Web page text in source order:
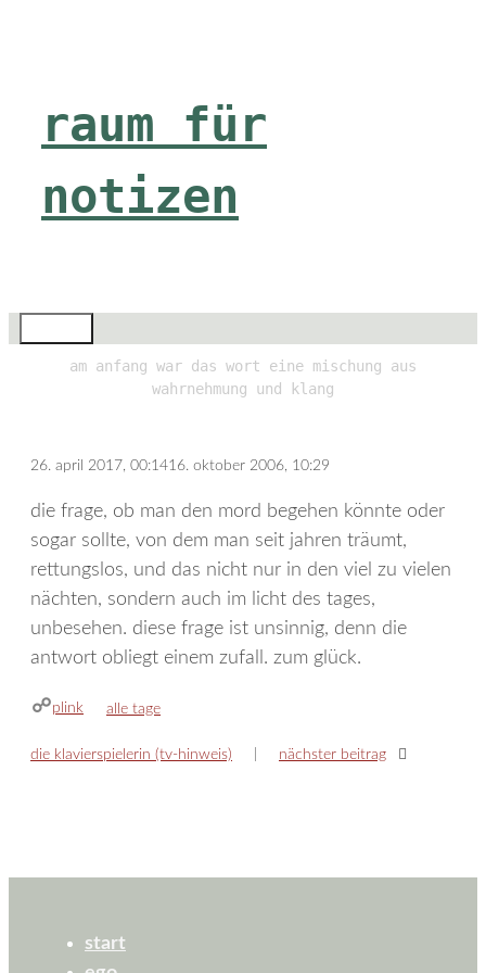
raum für
notizen
am anfang war das wort eine mischung aus
wahrnehmung und klang
26. april 2017, 00:1416. oktober 2006, 10:29
die frage, ob man den mord begehen könnte oder
sogar sollte, von dem man seit jahren träumt,
rettungslos, und das nicht nur in den viel zu vielen
nächten, sondern auch im licht des tages,
unbesehen. diese frage ist unsinnig, denn die
antwort obliegt einem zufall. zum glück.
plink kategorien
alle tage
die klavierspielerin (tv-hinweis) nächster beitrag
start